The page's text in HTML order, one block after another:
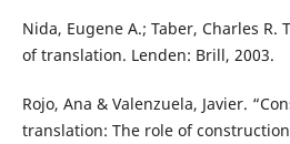
Nida, Eugene A.; Taber, Charles R.
of translation. Lenden: Brill, 2003.
Rojo, Ana & Valenzuela, Javier.
translation: The role of